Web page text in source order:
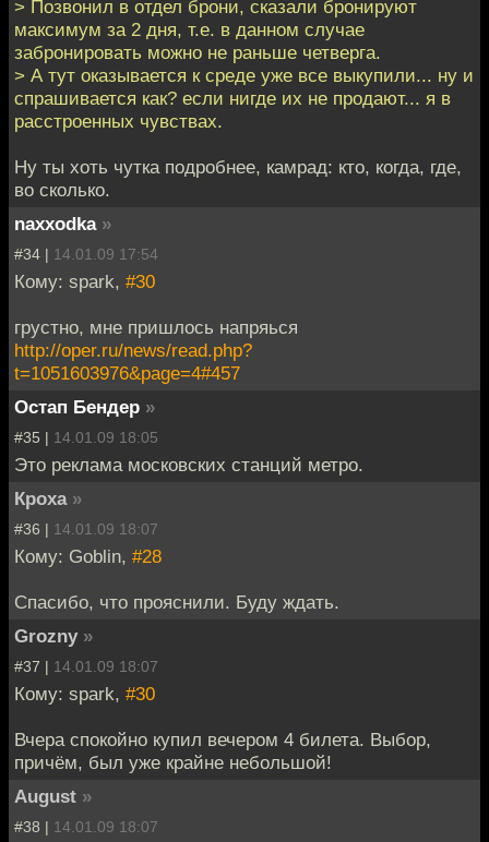
> Позвонил в отдел брони, сказали бронируют
максимум за 2 дня, т.е. в данном случае
забронировать можно не раньше четверга.
> А тут оказывается к среде уже все выкупили... ну и
спрашивается как? если нигде их не продают... я в
расстроенных чувствах.
Ну ты хоть чутка подробнее, камрад: кто, когда, где,
во сколько.
naxxodka »
#34 | 14.01.09 17:54
Кому: spark, #30
грустно, мне пришлось напряься
http://oper.ru/news/read.php?
t=1051603976&page=4#457
Остап Бендер »
#35 | 14.01.09 18:05
Это реклама московских станций метро.
Кроха »
#36 | 14.01.09 18:07
Кому: Goblin, #28
Спасибо, что прояснили. Буду ждать.
Grozny »
#37 | 14.01.09 18:07
Кому: spark, #30
Вчера спокойно купил вечером 4 билета. Выбор,
причём, был уже крайне небольшой!
August »
#38 | 14.01.09 18:07